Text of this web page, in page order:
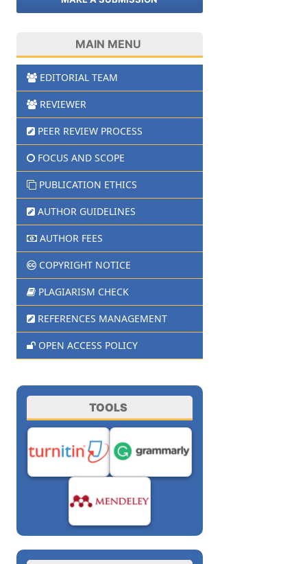
MAIN MENU
EDITORIAL TEAM
REVIEWER
PEER REVIEW PROCESS
FOCUS AND SCOPE
PUBLICATION ETHICS
AUTHOR GUIDELINES
AUTHOR FEES
COPYRIGHT NOTICE
PLAGIARISM CHECK
REFERENCES MANAGEMENT
OPEN ACCESS POLICY
TOOLS